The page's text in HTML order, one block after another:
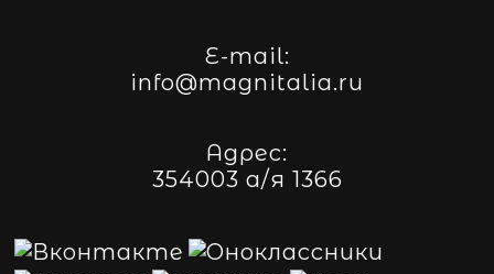
E-mail:
info@magnitalia.ru
Адрес:
354003 а/я 1366